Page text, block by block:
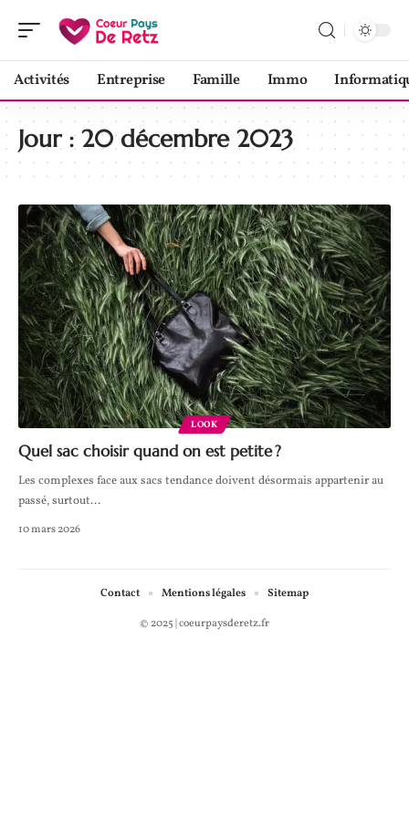
Activités Entreprise Famille Immo
Jour :20 décembre 2023
LOOK
Quel sac choisir quand on est petite ?
Les complexes face aux sacs tendance doivent désormais appartenir au
passé, surtout…
10 mars 2026
© 2025 | coeurpaysderetz.fr
Contact Mentions légales Sitemap